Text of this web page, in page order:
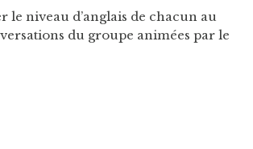
le niveau d’anglais de chacun au
du groupe animées par le